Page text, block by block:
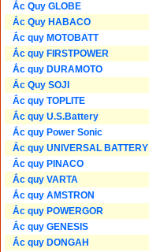
Ắc Quy GLOBE
Ắc Quy HABACO
Ắc quy MOTOBATT
Ắc quy FIRSTPOWER
Ắc quy DURAMOTO
Ắc Quy SOJI
Ắc quy TOPLITE
Ắc quy U.S.Battery
Ắc quy Power Sonic
Ắc quy UNIVERSAL BATTERY
Ắc quy PINACO
Ắc quy VARTA
Ắc quy AMSTRON
Ắc quy POWERGOR
Ắc quy GENESIS
Ắc quy DONGAH